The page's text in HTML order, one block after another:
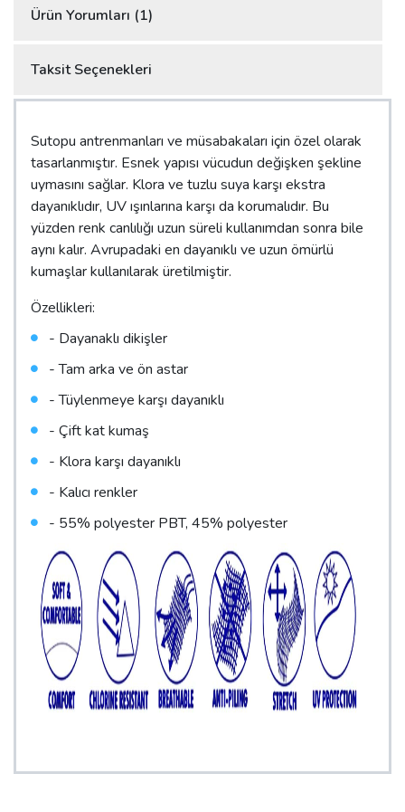
Ürün Yorumları (1)
Taksit Seçenekleri
Sutopu antrenmanları ve müsabakaları için özel olarak
tasarlanmıştır. Esnek yapısı vücudun değişken şekline
uymasını sağlar. Klora ve tuzlu suya karşı ekstra
dayanıklıdır, UV ışınlarına karşı da korumalıdır. Bu
yüzden renk canlılığı uzun süreli kullanımdan sonra bile
aynı kalır. Avrupadaki en dayanıklı ve uzun ömürlü
kumaşlar kullanılarak üretilmiştir.
Özellikleri:
- Dayanaklı dikişler
- Tam arka ve ön astar
- Tüylenmeye karşı dayanıklı
- Çift kat kumaş
- Klora karşı dayanıklı
- Kalıcı renkler
- 55% polyester PBT, 45% polyester